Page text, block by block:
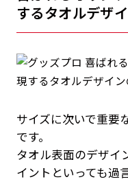
するタオルデザ
サイズに次いで重要
です。
タオル表面のデザイ
イントといっても過